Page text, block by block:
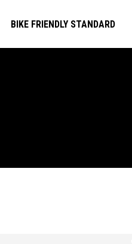
BIKE FRIENDLY STANDARD